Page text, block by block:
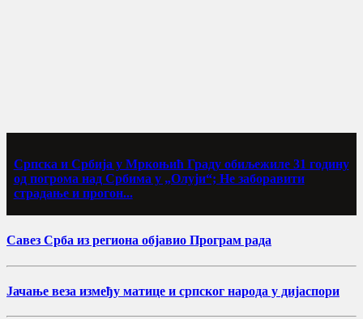
Српска и Србија у Мркоњић Граду обиљежиле 31 годину
од погрома над Србима у „Олуји“; Не заборавити
страдање и прогон...
Савез Срба из региона објавио Програм рада
Јачање веза између матице и српског народа у дијаспори